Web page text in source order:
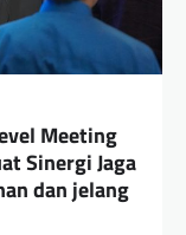
Meeting
Sinergi Jaga
dan jelang